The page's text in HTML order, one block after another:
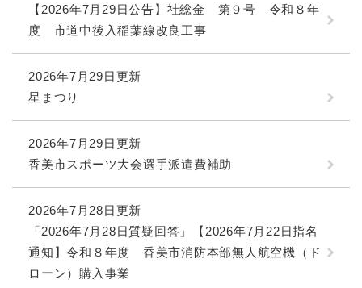
【2026年7月29日公告】社総金 第９号 令和８年
度 市道中後入稲葉線改良工事
2026年7月29日更新
星まつり
2026年7月29日更新
香美市スポーツ大会選手派遣費補助
2026年7月28日更新
「2026年7月28日質疑回答」【2026年7月22日指名
通知】令和８年度 香美市消防本部無人航空機（ド
ローン）購入事業